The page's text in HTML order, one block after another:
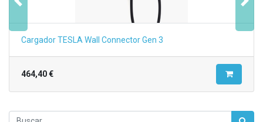
Cargador TESLA Wall Connector Gen 3
464,40€
Anterior